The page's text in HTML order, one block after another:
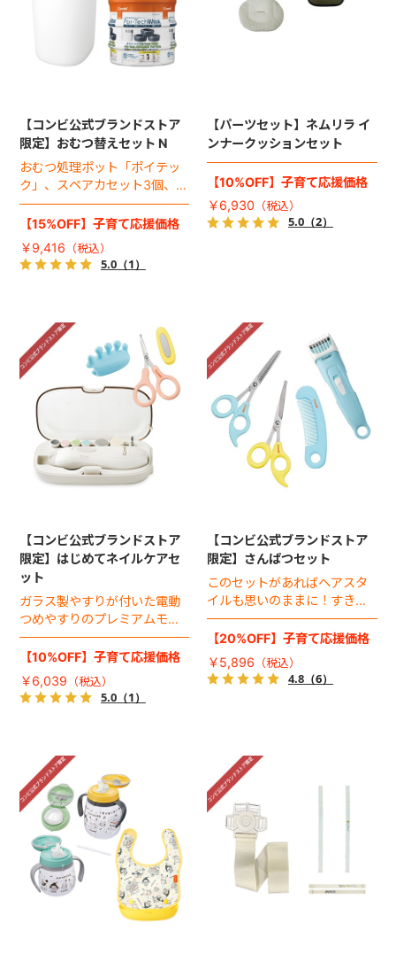
【コンビ公式ブランドストア
限定】おむつ替えセット N
おむつ処理ポット「ポイテッ
ク」、スペアカセット3個、お
しりふきウォーマーのお得な
セット。
【15%OFF】子育て応援価格
￥9,416
5.0（1）
【パーツセット】ネムリラ イ
ンナークッションセット
【10%OFF】子育て応援価格
￥6,930
5.0（2）
【コンビ公式ブランドストア
限定】はじめてネイルケアセ
ット
ガラス製やすりが付いた電動
つめやすりのプレミアムモデ
ルと、人気のつめきりハサ
ミ、指をやさしく固定する“に
【10%OFF】子育て応援価格
￥6,039
5.0（1）
【コンビ公式ブランドストア
限定】さんぱつセット
このセットがあればヘアスタ
イルも思いのままに！すきバ
サミ、さんぱつバサミ＆ク
シ、はじめてのバリカンのお
【20%OFF】子育て応援価格
￥5,896
4.8（6）